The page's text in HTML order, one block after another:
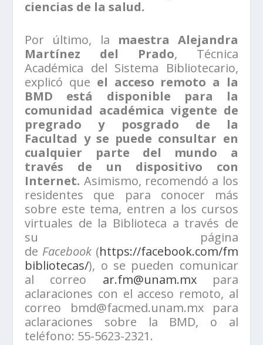
ciencias de la salud.
Por último, la maestra Alejandra
Martínez del Prado, Técnica
Académica del Sistema Bibliotecario,
explicó que el acceso remoto a la
BMD está disponible para la
comunidad académica vigente de
pregrado y posgrado de la
Facultad y se puede consultar en
cualquier parte del mundo a
través de un dispositivo con
Internet. Asimismo, recomendó a los
residentes que para conocer más
sobre este tema, entren a los cursos
virtuales de la Biblioteca a través de
su página
de Facebook (https://facebook.com/fm
bibliotecas/), o se pueden comunicar
al correo ar.fm@unam.mxpara
aclaraciones con el acceso remoto, al
correo bmd@facmed.unam.mx para
aclaraciones sobre la BMD, o al
teléfono: 55-5623-2321.